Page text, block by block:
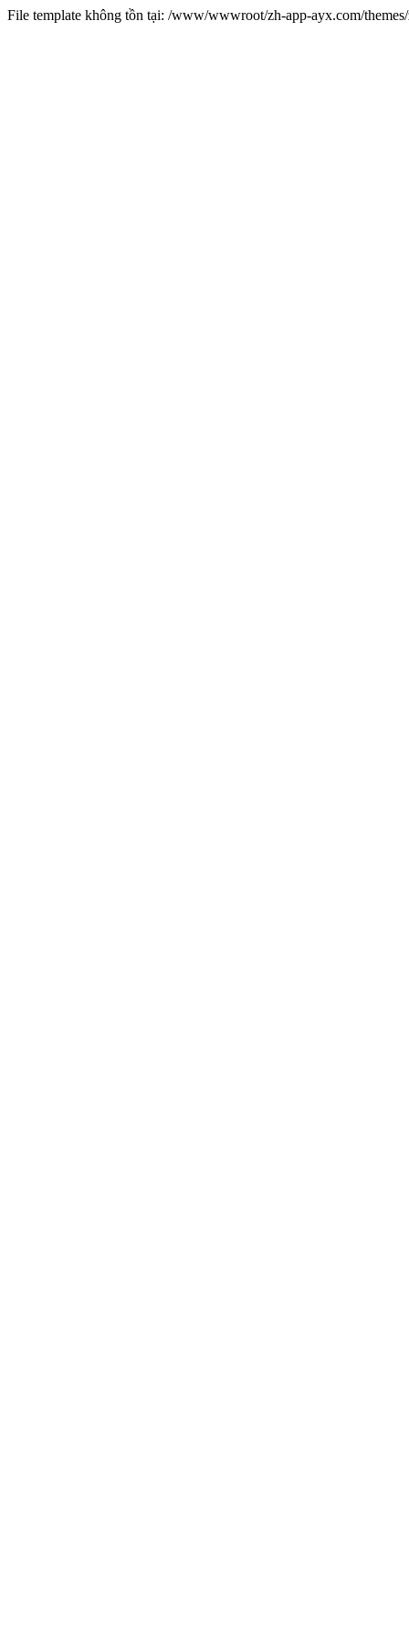
File template không tồn tại: /www/wwwroot/zh-app-ayx.com/